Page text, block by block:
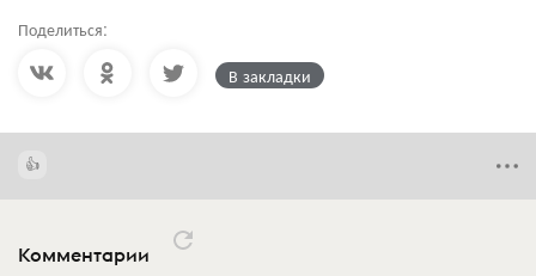
Поделиться:
В закладки
Комментарии